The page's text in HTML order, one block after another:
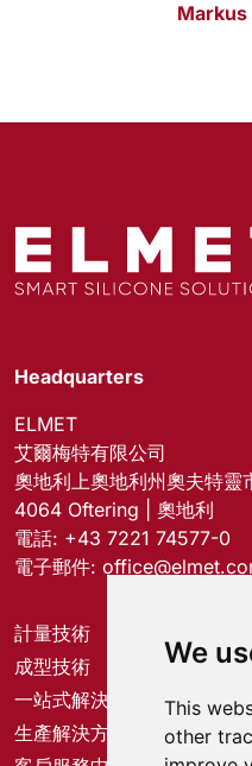
We
This
other
Markus
Headquarters
ELMET
艾爾梅特有限公司
奧地利上奧地利州奧夫特靈
4064 Oftering | 奧地利
電話: +43 7221 74577-0
電子郵件:
計量技術
成型技術
一站式解決方案
生產解決方案